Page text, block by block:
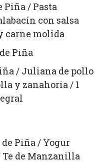
Piña / Pasta
con salsa
carne molida
Piña
/ Juliana de pollo
y zanahoria / 1
de Piña / Yogur
de Manzanilla